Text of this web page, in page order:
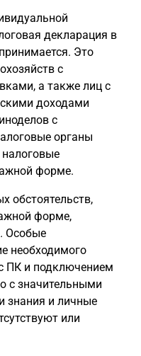
декларация в
Это
с
а также лиц с
доходами
с
органы
форме.
обстоятельств,
форме,
Особые
необходимого
ПК и подключением
с значительными
знания и личные
или